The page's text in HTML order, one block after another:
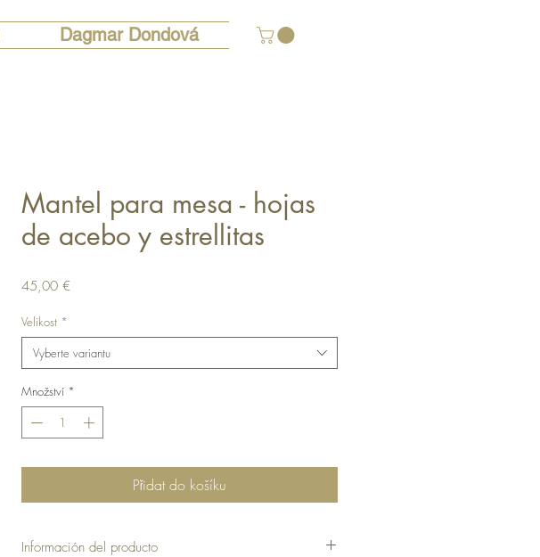
Dagmar Dondová
Mantel para mesa - hojas
de acebo y estrellitas
45,00 €Cena
Velikost *
Vyberte variantu
Množství *
Přidat do košíku
Información del producto